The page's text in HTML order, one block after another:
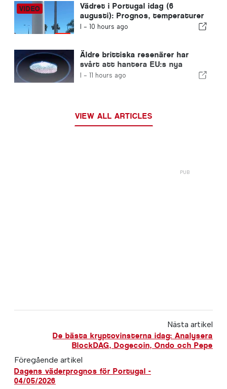
Vädret i Portugal idag (6
augusti): Prognos, temperaturer
och vad man kan förvänta sig
I - 10 hours ago
Äldre brittiska resenärer har
svårt att hantera EU:s nya
fingeravtryckskontroller
I - 11 hours ago
VIEW ALL ARTICLES
Nästa artikel
De bästa kryptovinsterna idag: Analysera
BlockDAG, Dogecoin, Ondo och Pepe
Föregående artikel
Dagens väderprognos för Portugal -
04/05/2026